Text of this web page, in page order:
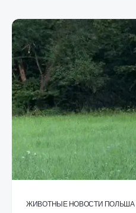
ЖИВОТНЫЕ НОВОСТИ ПОЛЬША